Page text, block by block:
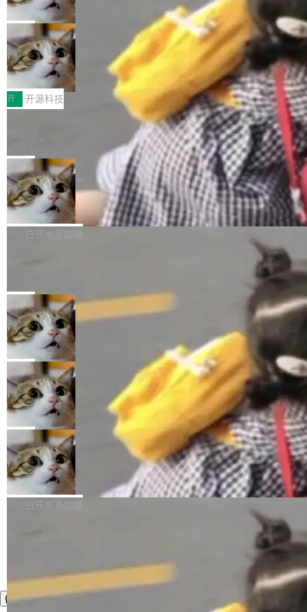
（<a href="https://bugzilla.mozilla.org/show_
bug.cgi?id=204...
orkers 跑了十年 Isolate。用 CEO Matthew Pri
nce 的话说：「我们一生都在用 Isolate 运行代
码，而 AI Agent 不需要容器，它们需要的是 Iso
late。」 容器为什么不合适 容器的问题在于启动
和销毁都太重了。一个 Agent 要执行的任务可能
只需要几毫秒的 CPU 时间，但容器从冷启动到
就绪要花数秒。如果未来有十...
诉讼，称“Apple is getting this wron
g”
上个月，苹果一纸诉状把 OpenAI 告上法庭，指
控其挖角苹果前员工并窃取商业秘密。苹果的诉
状把 OpenAI 描述成一个系统性地从前东家挖
人、套取机密信息的对手。 OpenAI 没发律师
函，也没选择庭外沉默。它在官网贴了一篇博
文，标题只有六个字：Apple is getting this wro
ng。 然后，它把邮件往来和 iMessage 聊天记
录全贴了出来。 他发错人了 苹果外部律师 Gabr
iel Gross 来自 Weil 律所，2 月 23 日下午 5:53
给 OpenAI 总法律顾问 Che Chang 发了封邮
件，附了一封长信，要求 OpenAI 配合调查前苹
果员工带走机密信...
局
HUAWEI MatePad Edge上架WorkBu
ddy鸿蒙PC版，说话就能干活的AI办公
搭子
全能AI工作台WorkBuddy鸿蒙PC版上架HUAWE
I MatePad Edge应用市场，直接下载即可使
用，与鸿蒙电脑上的体验一致。值得一提的是，
这是目前市面上唯一支持平板接入WorkBuddy P
C版的产品，搭载“人机双写”重磅功能——你写
你的，AI写AI的，同屏协作互不干扰。一句话让
AI帮你干活，现在开启全新体验！ 温馨提示：
体验WorkBuddy鸿蒙PC版前，请将 HUAWEI M
atePad Edge 升级至 HarmonyOS 6.1.0.135S
P9 patch03及以上版本。 *升级路径：设置 > 搜
开 开源科技
FFmpeg 9.0 发布：代号“Lei”，以此纪
全球知名开源多媒体框架 FFmpeg 今天正式发
布了 9.0 版本。这个版本除了带来新一代音视频
处理能力和硬件加速支持之外，还有一个特殊之
处：FFmpeg 9.0 的代号是“Lei”。 这个名字，
来自中国开发者雷霄骅（Lei Xiaohua）。 对于
很多中国音视频开发者而言，这个名字并不陌
“启蒙老师”。 而今年，恰好是雷霄骅离世十周
年。FFmpeg 社区最终选择用一个大版本的名
字，留下了这份纪念。 雷霄骅曾是中国传媒大学
数字电视技术方向的博士生，长期从事视频、音
频技...
局
亚马逊成本失控：AI 写代码烧掉 1215
万元，超预算 860%
外媒近日曝光了亚马逊的多份内部报告显示，AI
导致公司在多个项目上超支。《金融时报》报道
编写程序，目标是完成电商平台作者信息与商品
列表的数据匹配 —— 一项常规的数据处理任
务，最终却产生了 180 万美元的账单，实际支出
超出原定预算 860%。 更令人意外的是，该项目
最终并未成功落地，而高额算力消耗持续运行长
达 5 个月，公司直到财务对账时才察觉异常。这
意味着一个无人看管的 AI 程序，在近半年时间
里日夜不停地"烧钱"。 复盘显示，...
白开水不加糖
e CEO Clément Delangue 在 CNBC 的采访里
没有拐弯抹角。他说中国正在赢得 AI 竞赛，而
且按目前的速度，中国 AI 工具预计在今年底或
2027 年就能追上美国前沿实验室的水平。 Dela
ngue 把原因归结为一件事：开放协作。中国的
AI 开发者在一个共享和协作的生态里加速迭代，
而美国模型厂商在"闭门造车"。他的原话是 "buil
ding in silos"——各自为战，互不通气。 这个判
断从他嘴里说出来分量不同。Hugging Face 是
全球最大的开源 AI 平台，上面跑着上百万个模
型。谁在开源赛道上领先，...
局
当 AI agent 把源码变成了最好的扩展系
统，开发者工具必须开源
五年前，David Crawshaw 问过很多软件工程师
一个问题：你写过什么给自己用的程序？答案几
乎都是没有。工程师们整天用别人写的程序写程
序给别人用。偶尔有人自己写个博客系统、智能
家居控制、家庭实验室，都算稀奇事。 Crawsh
aw 是 Shelley 的作者，一个开源 AI coding age
nt。他最近在博客上写了一篇文章，核心论点很
简单：开发者工具必须开源。 理由不是传统的自
由软件情怀，而是一个跟 AI agent 直接相关的
技术判断。 两行 prompt 就能个性化任何软件 C
局
DeepSeek Harness 宣布内测邀请，全
网最大规模开源 Agent 路演现场诞生
一条内测招募帖，发出去的时候大概没人想到它
会变成一场开源 Agent 生态的路演。 8月1日，
DeepSeek Harness 团队负责人崔添翼（tiany
i）在 X 上发帖： 「如果你是 Agent Harness 相
关开源项目的开发者，希望参加 DeepSeek Har
ness 的内测，可以回复或私信联系我。请附上
Harness 负责把能力落到真实环境中——调用工
具、读写文件、管理上下文、处理错误、完成闭
环。崔添翼招人的标...
局
商汤 SenseNova U1.5-Lite-Preview
开源
商汤科技宣布面向社区开源轻量级统一多模态模
型的预览版本 SenseNova U1.5-Lite-Preview。
理解、推理、生成与编辑，还仅以 8B-MoT 的轻
量大小，将能力推进到4K、更精细的真实质感、
更复杂的视觉控制和可持续迭代编辑。 相比 U
白开水不加糖